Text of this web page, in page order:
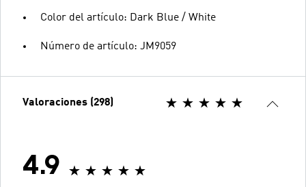
Color del artículo: Dark Blue / White
Número de artículo: JM9059
Valoraciones (298)
4.9